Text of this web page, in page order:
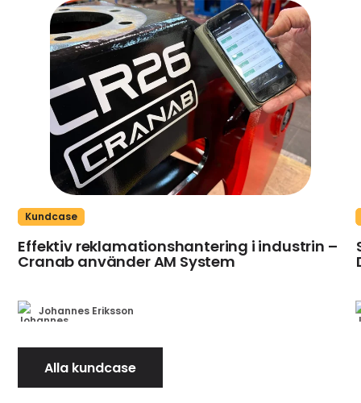
Kundcase
Effektiv reklamationshantering i industrin –
Cranab använder AM System
Johannes Eriksson
Alla kundcase